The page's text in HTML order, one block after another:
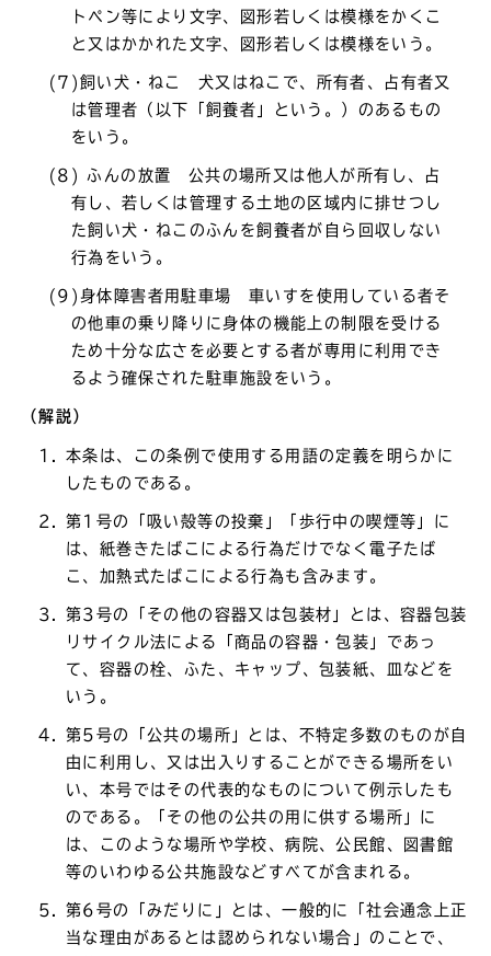
トペン等により文字、図形若しくは模様をかくこ
と又はかかれた文字、図形若しくは模様をいう。
(7)飼い犬・ねこ 犬又はねこで、所有者、占有者又
は管理者（以下「飼養者」という。）のあるもの
をいう。
(8) ふんの放置 公共の場所又は他人が所有し、占
有し、若しくは管理する土地の区域内に排せつし
た飼い犬・ねこのふんを飼養者が自ら回収しない
行為をいう。
(9)身体障害者用駐車場 車いすを使用している者そ
の他車の乗り降りに身体の機能上の制限を受ける
ため十分な広さを必要とする者が専用に利用でき
るよう確保された駐車施設をいう。
（解説）
本条は、この条例で使用する用語の定義を明らかに
したものである。
第1号の「吸い殻等の投棄」「歩行中の喫煙等」に
は、紙巻きたばこによる行為だけでなく電子たば
こ、加熱式たばこによる行為も含みます。
第3号の「その他の容器又は包装材」とは、容器包装
リサイクル法による「商品の容器・包装」であっ
て、容器の栓、ふた、キャップ、包装紙、皿などを
いう。
第5号の「公共の場所」とは、不特定多数のものが自
由に利用し、又は出入りすることができる場所をい
い、本号ではその代表的なものについて例示したも
のである。「その他の公共の用に供する場所」に
は、このような場所や学校、病院、公民館、図書館
等のいわゆる公共施設などすべてが含まれる。
第6号の「みだりに」とは、一般的に「社会通念上正
当な理由があるとは認められない場合」のことで、